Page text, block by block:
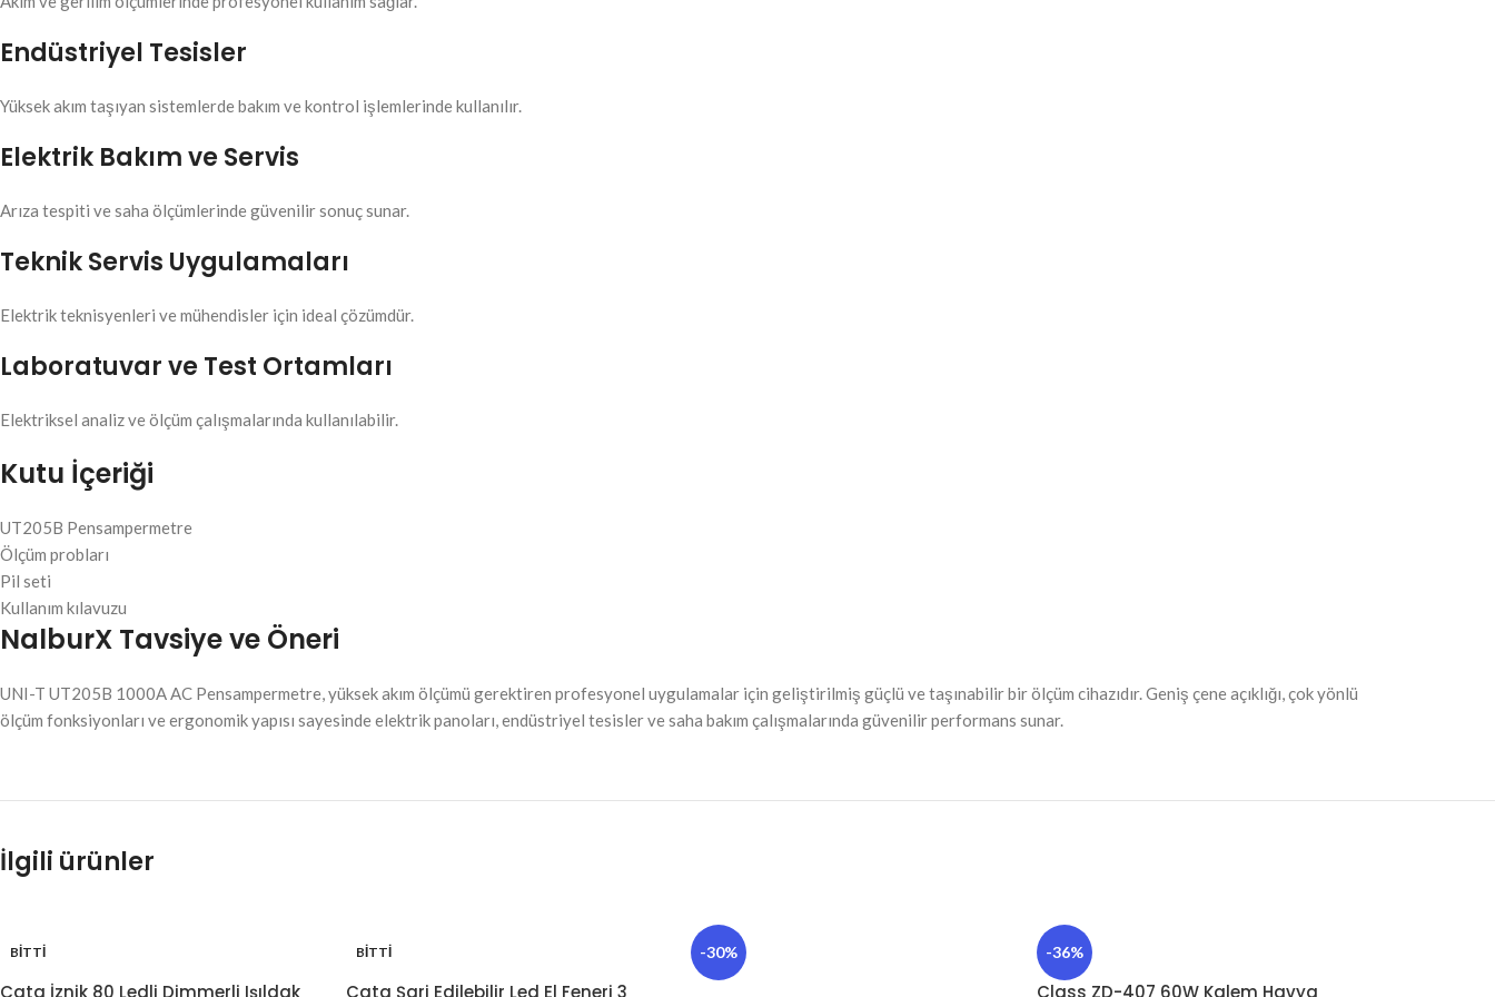
Endüstriyel Tesisler
Yüksek akım taşıyan sistemlerde bakım ve kontrol işlemlerinde kullanılır.
Elektrik Bakım ve Servis
Arıza tespiti ve saha ölçümlerinde güvenilir sonuç sunar.
Teknik Servis Uygulamaları
Elektrik teknisyenleri ve mühendisler için ideal çözümdür.
Laboratuvar ve Test Ortamları
Elektriksel analiz ve ölçüm çalışmalarında kullanılabilir.
Kutu İçeriği
UT205B Pensampermetre
Ölçüm probları
Pil seti
Kullanım kılavuzu
NalburX Tavsiye ve Öneri
UNI-T UT205B 1000A AC Pensampermetre, yüksek akım ölçümü gerektiren profesyonel uygulamalar için geliştirilmiş güçlü ve taşınabilir bir ölçüm cihazıdır. Geniş çene açıklığı, çok yönlü
ölçüm fonksiyonları ve ergonomik yapısı sayesinde elektrik panoları, endüstriyel tesisler ve saha bakım çalışmalarında güvenilir performans sunar.
İlgili ürünler
BITTI
Cata İznik 80 Ledli Dimmerli Işıldak
BITTI
Cata Şarj Edilebilir Led El Feneri 3
-30% -36%
Class ZD-407 60W Kalem Havya